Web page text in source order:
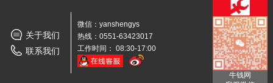
关于我们
联系我们
微信：yanshengys
热线：0551-63423017
工作时间： 08:30-17:00
牛钱网